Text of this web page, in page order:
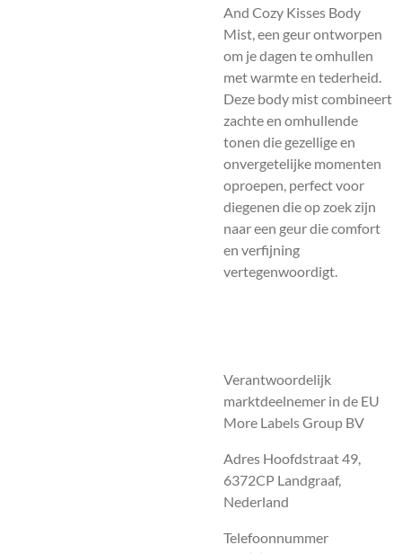
And Cozy Kisses Body
Mist, een geur ontworpen
om je dagen te omhullen
met warmte en tederheid.
Deze body mist combineert
zachte en omhullende
tonen die gezellige en
onvergetelijke momenten
oproepen, perfect voor
diegenen die op zoek zijn
naar een geur die comfort
en verfijning
vertegenwoordigt.
Verantwoordelijk
marktdeelnemer in de EU
More Labels Group BV
Adres Hoofdstraat 49,
6372CP Landgraaf,
Nederland
Telefoonnummer